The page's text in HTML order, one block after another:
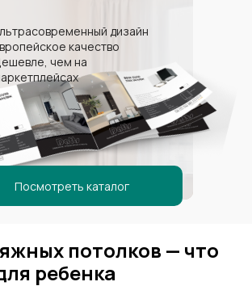
дизайн
качество
чем на
Посмотреть каталог
потолков — что
ребенка